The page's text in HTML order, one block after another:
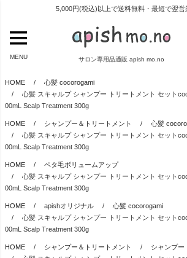
5,000円(税込)以上で送料無料・最短で翌営
サロン専用品通販 apish mo.no
MENU
HOME
心髪 cocorogami
心髪 スキャルプ シャンプー トリートメント セット
00mL Scalp Treatment 300g
HOME シャンプー＆トリートメント
心髪
心髪 スキャルプ シャンプー トリートメント セット
00mL Scalp Treatment 300g
HOME
ペタ毛ボリュームアップ
心髪 スキャルプ シャンプー トリートメント セット
00mL Scalp Treatment 300g
HOME apishオリジナル
心髪 cocorogami
心髪 スキャルプ シャンプー トリートメント セット
00mL Scalp Treatment 300g
HOME シャンプー＆トリートメント シャンプー